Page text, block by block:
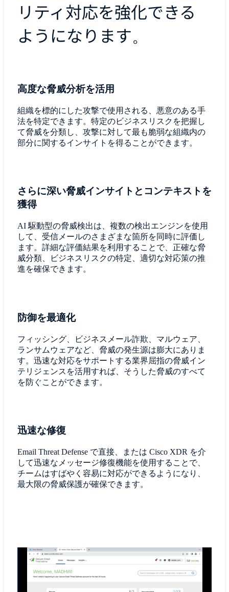
リティ対応を強化できる
ようになります。
高度な脅威分析を活用
組織を標的にした攻撃で使用される、悪意のある手
法を特定できます。特定のビジネスリスクを把握し
て脅威を分類し、攻撃に対して最も脆弱な組織内の
部分に関するインサイトを得ることができます。
さらに深い脅威インサイトとコンテキストを
獲得
AI 駆動型の脅威検出は、複数の検出エンジンを使用
して、受信メールのさまざまな箇所を同時に評価し
ます。詳細な評価結果を利用することで、正確な脅
威分類、ビジネスリスクの特定、適切な対応策の推
進を確保できます。
防御を最適化
フィッシング、ビジネスメール詐欺、マルウェア、
ランサムウェアなど、脅威の発生源は膨大にありま
す。迅速な対応をサポートする業界屈指の脅威イン
テリジェンスを活用すれば、そうした脅威のすべて
を防ぐことができます。
迅速な修復
Email Threat Defense で直接、または Cisco XDR を介
して迅速なメッセージ修復機能を使用することで、
チームはすばやく容易に対応ができるようになり、
最大限の脅威保護が確保できます。